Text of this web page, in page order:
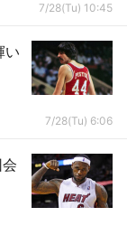
7/28(Tu) 10:45
い
7/28(Tu) 6:06